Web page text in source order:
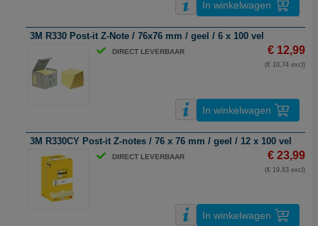
In winkelwagen
3M R330 Post-it Z-Note / 76x76 mm / geel / 6 x 100 vel
DIRECT LEVERBAAR € 12,99
(€ 10,74 excl)
In winkelwagen
3M R330CY Post-it Z-notes / 76 x 76 mm / geel / 12 x 100 vel
DIRECT LEVERBAAR € 23,99
(€ 19,83 excl)
In winkelwagen